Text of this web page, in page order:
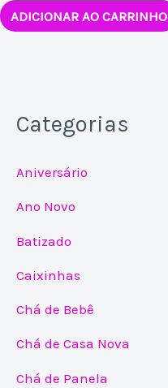
ADICIONAR AO CARRINHO
Categorias
Aniversário
Ano Novo
Batizado
Caixinhas
Chá de Bebê
Chá de Casa Nova
Chá de Panela